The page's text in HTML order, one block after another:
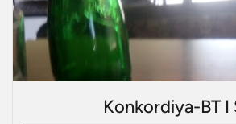
Konkordiya-BT I